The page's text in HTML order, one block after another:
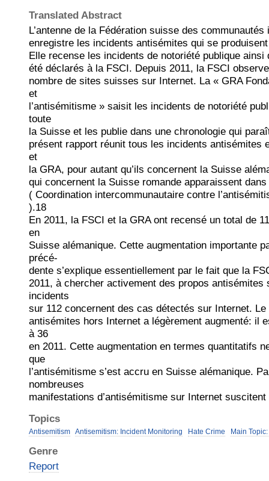
Translated Abstract
L’antenne de la Fédération suisse des
enregistre les incidents antisémites qui se
Elle recense les incidents de notoriété publique
été déclarés à la FSCI. Depuis 2011, la FSCI
nombre de sites suisses sur Internet. La « GRA
et
l’antisémitisme » saisit les incidents de notoriété
toute
la Suisse et les publie dans une chronologie qui
présent rapport réunit tous les incidents antisémites
et
la GRA, pour autant qu’ils concernent la Suisse
qui concernent la Suisse romande apparaissent
( Coordination intercommunautaire contre
).18
En 2011, la FSCI et la GRA ont recensé un total de
en
Suisse alémanique. Cette augmentation importante
précé-
dente s’explique essentiellement par le fait que la
2011, à chercher activement des propos antisémites
incidents
sur 112 concernent des cas détectés sur Internet. Le
antisémites hors Internet a légèrement augmenté: il
à 36
en 2011. Cette augmentation en termes quantitatifs
que
l’antisémitisme s’est accru en Suisse alémanique.
nombreuses
manifestations d’antisémitisme sur Internet
Topics
Antisemitism Antisemitism: Incident Monitoring Hate Crime Main
Genre
Report